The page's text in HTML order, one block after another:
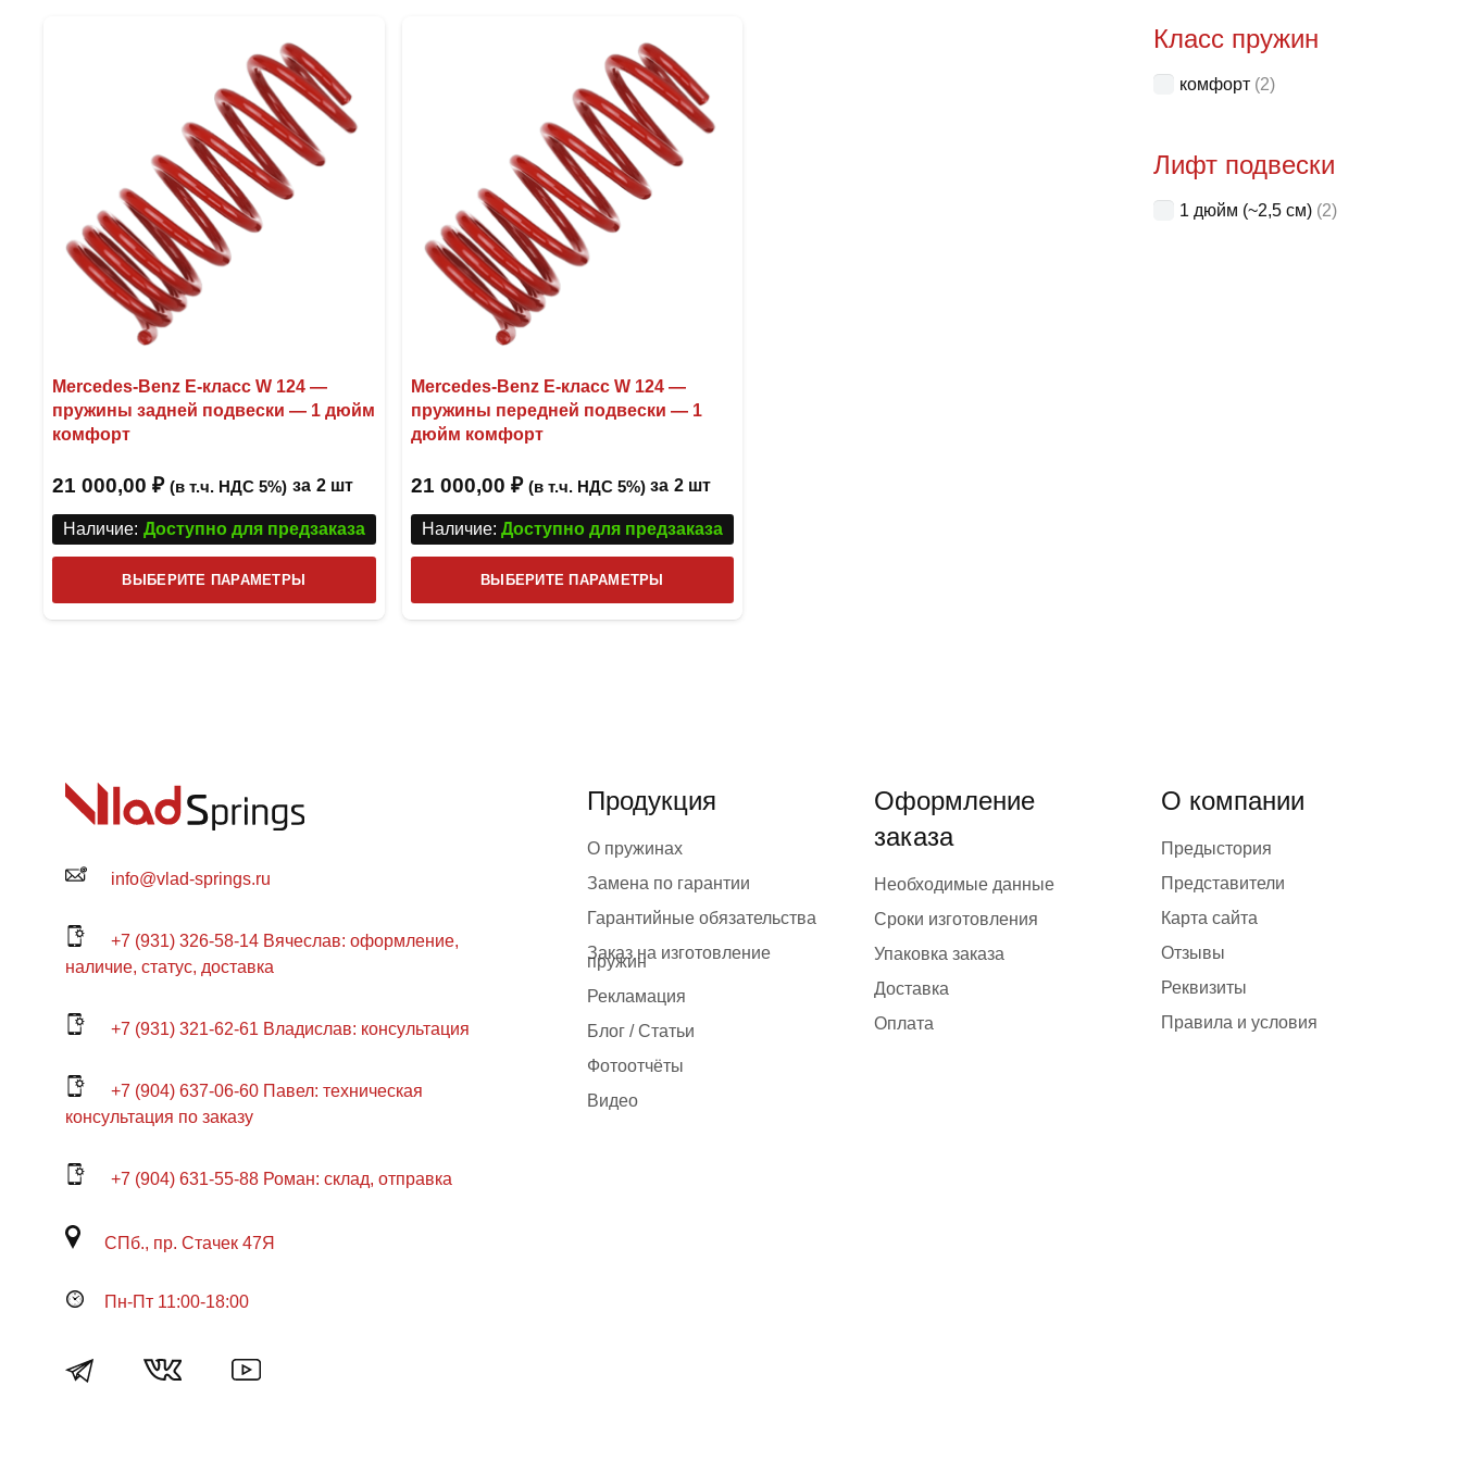
Mercedes-Benz Е-класс W 124 —
пружины задней подвески — 1 дюйм
комфорт
21 000,00 ₽ (в т.ч. НДС 5%) за 2 шт
Наличие: Доступно для предзаказа
ВЫБЕРИТЕ ПАРАМЕТРЫ
товар
Mercedes-Benz Е-класс W 124 —
пружины передней подвески — 1
дюйм комфорт
21 000,00 ₽ (в т.ч. НДС 5%) за 2 шт
Наличие: Доступно для предзаказа
ВЫБЕРИТЕ ПАРАМЕТРЫ
товар
Класс пружин
комфорт (2)
Лифт подвески
1 дюйм (~2,5 см) (2)
info@vlad-springs.ru
+7 (931) 326-58-14 Вячеслав: оформление,
наличие, статус, доставка
+7 (931) 321-62-61 Владислав: консультация
+7 (904) 637-06-60 Павел: техническая
консультация по заказу
+7 (904) 631-55-88 Роман: склад, отправка
СПб., пр. Стачек 47Я
Пн-Пт 11:00-18:00
Продукция
О пружинах
Замена по гарантии
Гарантийные обязательства
Заказ на изготовление
пружин
Рекламация
Блог / Статьи
Фотоотчёты
Видео
Оформление
заказа
Необходимые данные
Сроки изготовления
Упаковка заказа
Доставка
Оплата
О компании
Предыстория
Представители
Карта сайта
Отзывы
Реквизиты
Правила и условия